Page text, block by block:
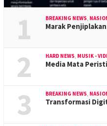
1 BREAKING NEWS,
Marak
2 HARD NEWS, MUSIK -
Media Mata
3 BREAKING NEWS,
Transformasi